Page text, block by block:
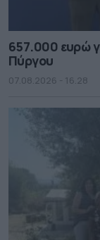
657.000 ευρώ
Πύργου
07.08.2026 - 16.28